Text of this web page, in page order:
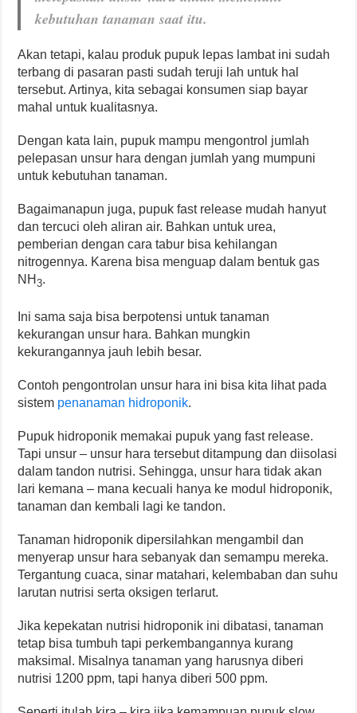
kebutuhan tanaman saat itu.
Akan tetapi, kalau produk pupuk lepas lambat ini sudah
terbang di pasaran pasti sudah teruji lah untuk hal
tersebut. Artinya, kita sebagai konsumen siap bayar
mahal untuk kualitasnya.
Dengan kata lain, pupuk mampu mengontrol jumlah
pelepasan unsur hara dengan jumlah yang mumpuni
untuk kebutuhan tanaman.
Bagaimanapun juga, pupuk fast release mudah hanyut
dan tercuci oleh aliran air. Bahkan untuk urea,
pemberian dengan cara tabur bisa kehilangan
nitrogennya. Karena bisa menguap dalam bentuk gas
NH 3.
Ini sama saja bisa berpotensi untuk tanaman
kekurangan unsur hara. Bahkan mungkin
kekurangannya jauh lebih besar.
Contoh pengontrolan unsur hara ini bisa kita lihat pada
sistem penanaman hidroponik.
Pupuk hidroponik memakai pupuk yang fast release.
Tapi unsur – unsur hara tersebut ditampung dan diisolasi
dalam tandon nutrisi. Sehingga, unsur hara tidak akan
lari kemana – mana kecuali hanya ke modul hidroponik,
tanaman dan kembali lagi ke tandon.
Tanaman hidroponik dipersilahkan mengambil dan
menyerap unsur hara sebanyak dan semampu mereka.
Tergantung cuaca, sinar matahari, kelembaban dan suhu
larutan nutrisi serta oksigen terlarut.
Jika kepekatan nutrisi hidroponik ini dibatasi, tanaman
tetap bisa tumbuh tapi perkembangannya kurang
maksimal. Misalnya tanaman yang harusnya diberi
nutrisi 1200 ppm, tapi hanya diberi 500 ppm.